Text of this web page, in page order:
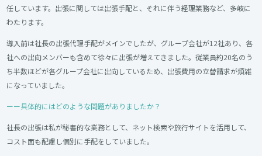
任しています。出張に関しては出張手配と、それに伴う経理業務など、多岐に
わたります。
導入前は社長の出張代理手配がメインでしたが、グループ会社が12社あり、各
社への出向メンバーも含めて徐々に出張が増えてきました。従業員約20名のう
ち半数ほどが各グループ会社に出向しているため、出張費用の立替請求が煩雑
になっていました。
ーー具体的にはどのような問題がありましたか？
社長の出張は私が秘書的な業務として、ネット検索や旅行サイトを活用して、
コスト面も配慮し個別に手配をしていました。